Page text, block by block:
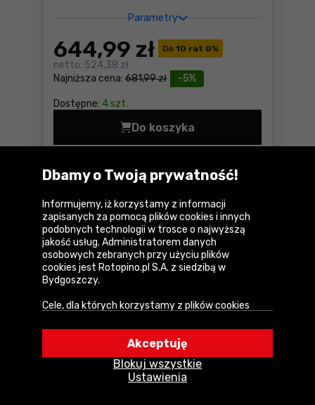
Parametry
Do 10 rat 0%
-5%
Najniższa cena: 681,99 zł
644,99 zł
netto: 524,38 zł
Dostępne: 4 szt.
Do koszyka
Szlifierka oscylacyjna
OKAZJA
Szlifierka do betonu Bosch GBR 15
Porównaj
Dbamy o Twoją prywatność!
Informujemy, iż korzystamy z informacji
zapisanych za pomocą plików cookies i innych
podobnych technologii w trosce o najwyższą
jakość usług. Administratorem danych
osobowych zebranych przy użyciu plików
cookies jest Rotopino.pl S.A. z siedzibą w
Bydgoszczy.
Cele, dla których korzystamy z plików cookies
• Uwierzytelnienie użytkowników w serwisie,
• Optymalizowanie wydajności i szybkości
działania serwisu i usług,Ustawienia
Blokuj wszystkie
Akceptuję